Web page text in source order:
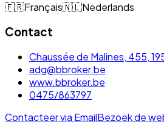
🇫🇷Français🇳🇱Nederlands
Contact
Chaussée de Malines, 455,
adg@bbroker.be
www.bbroker.be
0475/863797
Contacteer via EmailBezoek de